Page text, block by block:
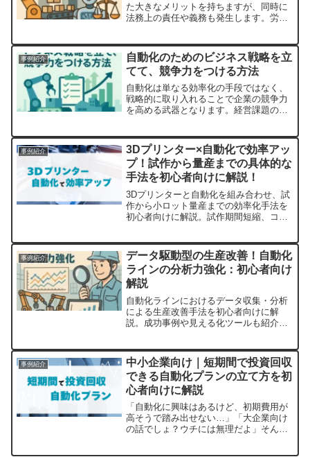
た大きなメリットを持ちますが、同時に
法務上の責任や義務も発生します。労働
とさず、技術と法務を両立させること
が、安定した運用と企業価値の向上につ
ながります。
事例紹介
自動化のためのビジネス戦略を立
てて、競争力をつける方法
自動化は単なる効率化の手段ではなく、
戦略的に取り入れることで企業の競争力
を高める武器となります。経営課題の整
の成長戦略に結びつけていきましょう。
成功のカギは「自動化を目的ではなく手
段とする」ことにあります。
事例紹介
3Dプリンター×自動化で効率アッ
プ！試作から量産までの具体的な
手法を初心者向けに解説！
3Dプリンターと自動化を組み合わせ、試
作から小ロット量産までの効率化手法を
初心者向けに解説。試作期間短縮、コス
正から量産自動化準備、AI連携による無
人運転対応のポイントも紹介。​
事例紹介
データ駆動型の生産改善！自動化
ラインの分析力強化：初心者向け
解説
自動化ラインにおけるデータ収集・分析
による生産改善手法を初心者向けに解
説。成功事例や見える化ツールも紹介し
事例紹介
中小企業向け｜短期間で投資回収
できる自動化プランの立て方を初
心者向けに解説
「自動化に興味はあるけど、初期費用が
高そうで踏み出せない…」「大企業向け
の話でしょ？ウチには無理だよ」そんな